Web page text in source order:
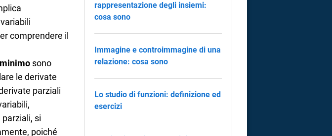
comprendere il
sono
le derivate
parziali
si
poiché
rappresentazione degli insiemi:
cosa sono
Immagine e controimmagine di una
relazione: cosa sono
Lo studio di funzioni: definizione ed
esercizi